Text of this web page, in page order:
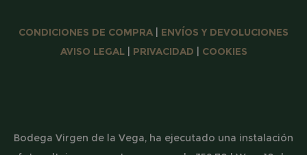
CONDICIONES DE COMPRA
ENVÍOS Y DEVOLUCIONES
AVISO LEGAL| PRIVACIDAD COOKIES
Bodega Virgen de la Vega, ha ejecutado una instalación